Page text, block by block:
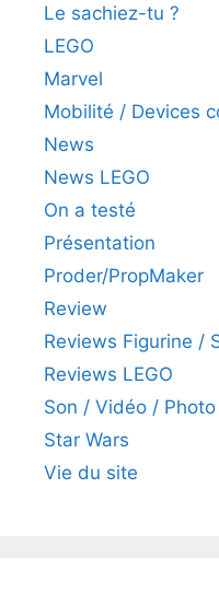
Le sachiez-tu ?
LEGO
Marvel
Mobilité / Devices
News
News LEGO
On a testé
Présentation
Proder/PropMaker
Review
Reviews Figurine /
Reviews LEGO
Son / Vidéo / Photo
Star Wars
Vie du site